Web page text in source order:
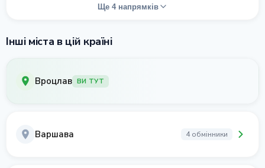
Ще 4 напрямків
Інші міста в цій країні
Вроцлав ВИ ТУТ
Варшава 4 обмінники